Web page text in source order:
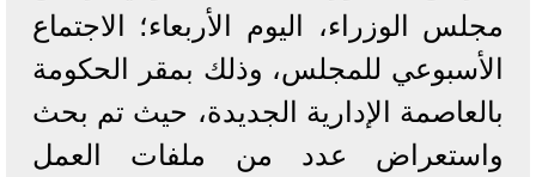
مجلس الوزراء، اليوم الأربعاء؛ الاجتماع
الأسبوعي للمجلس، وذلك بمقر الحكومة
بالعاصمة الإدارية الجديدة، حيث تم بحث
واستعراض عدد من ملفات العمل